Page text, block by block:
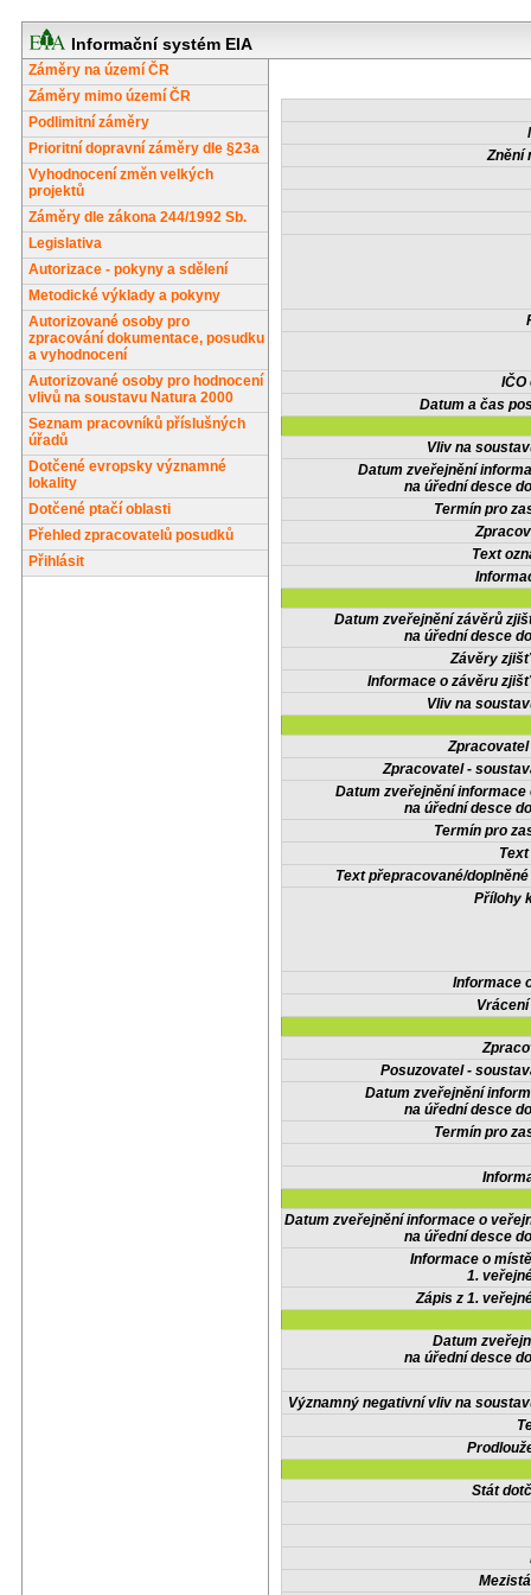
Informační systém EIA
Záměry na území ČR
Záměry mimo území ČR
Podlimitní záměry
Prioritní dopravní záměry dle §23a
Vyhodnocení změn velkých
projektů
Záměry dle zákona 244/1992 Sb.
Legislativa
Autorizace - pokyny a sdělení
Metodické výklady a pokyny
Autorizované osoby pro
zpracování dokumentace, posudku
a vyhodnocení
Autorizované osoby pro hodnocení
vlivů na soustavu Natura 2000
Seznam pracovníků příslušných
úřadů
Dotčené evropsky významné
lokality
Dotčené ptačí oblasti
Přehled zpracovatelů posudků
Přihlásit
Znění
IČO
Datum a čas
Vliv na
Datum zveřejnění
na úřední desce
Termín pro
Text
Datum zveřejnění závěrů
na úřední desce
Závěry
Informace o závěru
Vliv na
Zpracovatel -
Datum zveřejnění informace
na úřední desce
Termín pro
Text přepracované/
Přílohy
Informace
Posuzovatel -
Datum zveřejnění
na úřední desce
Termín pro
Datum zveřejnění informace o
na úřední desce
Informace o
1.
Zápis z 1.
Datum
na úřední desce
Významný negativní vliv na
Stát